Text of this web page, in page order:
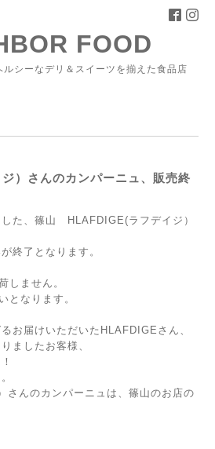
FOOD
シーなデリ＆スイーツを揃えた食品店
）さんのカンパーニュ、販売終
た、篠山 HLAFDIGE(ラフデイジ）
終了となります。
ません。
となります。
お届けいただいたHLAFDIGEさん、
ましたお客様、
さんのカンパーニュは、篠山のお店の